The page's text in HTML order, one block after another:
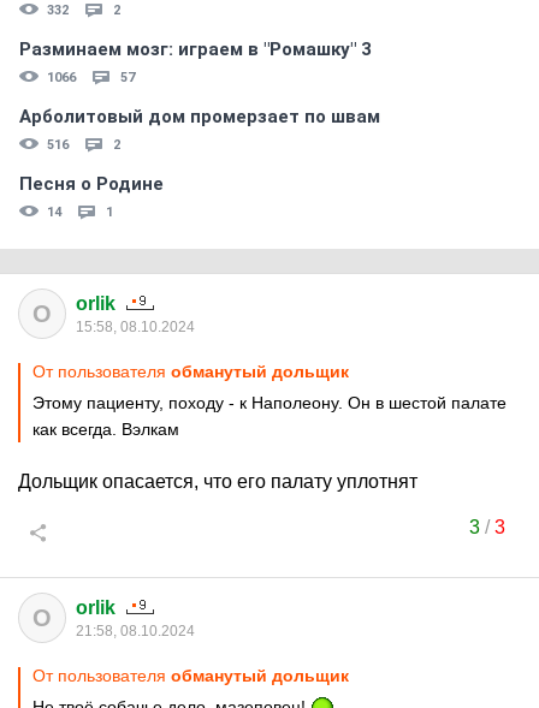
332 2
Разминаем мозг: играем в "Ромашку" 3
1066 57
Арболитовый дом промерзает по швам
516 2
Песня о Родине
14 1
O orlik
15:58, 08.10.2024
От пользователя обманутый дольщик
Этому пациенту, походу - к Наполеону. Он в шестой палате
как всегда. Вэлкам
Дольщик опасается, что его палату уплотнят
3/3
O orlik
21:58, 08.10.2024
От пользователя обманутый дольщик